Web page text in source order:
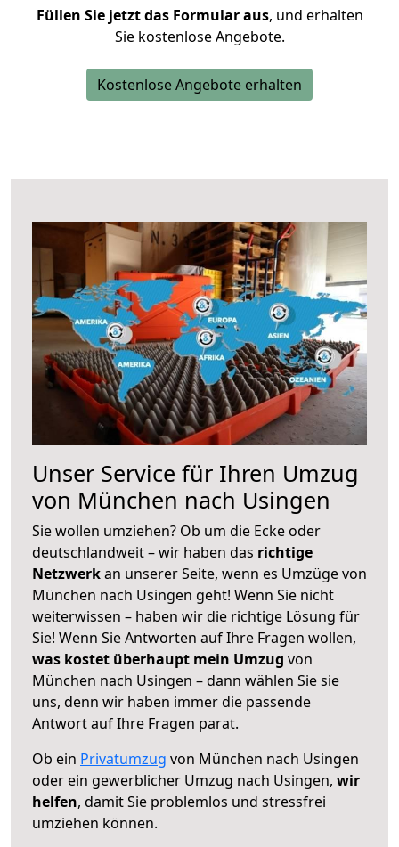
Füllen Sie jetzt das Formular aus, und erhalten
Sie kostenlose Angebote.
Kostenlose Angebote erhalten
Unser Service für Ihren Umzug
von München nach Usingen
Sie wollen umziehen? Ob um die Ecke oder
deutschlandweit – wir haben das richtige
Netzwerkan unserer Seite, wenn es Umzüge von
München nach Usingen geht! Wenn Sie nicht
weiterwissen – haben wir die richtige Lösung für
Sie! Wenn Sie Antworten auf Ihre Fragen wollen,
was kostet überhaupt mein Umzug von
München nach Usingen – dann wählen Sie sie
uns, denn wir haben immer die passende
Antwort auf Ihre Fragen parat.
Ob ein Privatumzug von München nach Usingen
oder ein gewerblicher Umzug nach Usingen, wir
helfen, damit Sie problemlos und stressfrei
umziehen können.